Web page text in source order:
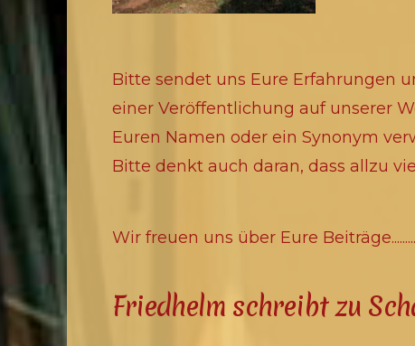
Bitte sendet uns Eure Erfahrungen
einer Veröffentlichung auf unserer
Euren Namen oder ein Synonym
Bitte denkt auch daran, dass allzu
Wir freuen uns über Eure
Friedhelm schreibt zu